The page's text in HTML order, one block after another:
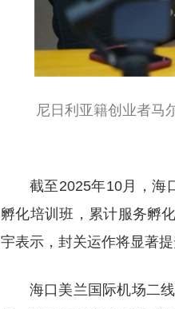
尼日利亚籍创业者马
截至2025年10月，海
孵化培训班，累计服务孵
宇表示，封关运作将显著
海口美兰国际机场二